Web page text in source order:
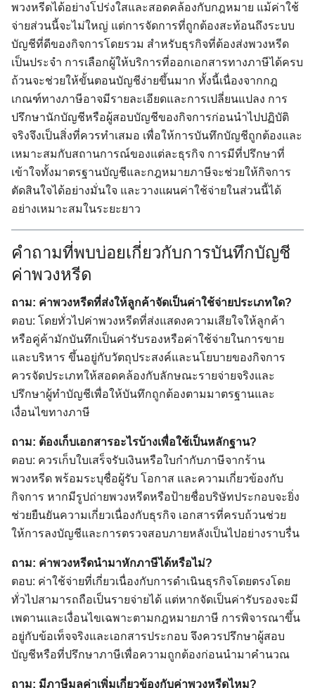
Search
for:
Search
พวงหรีดได้อย่างโปร่งใสและสอดคล้องกับกฎหมาย แม้ค่าใช้
จ่ายส่วนนี้จะไม่ใหญ่ แต่การจัดการที่ถูกต้องสะท้อนถึงระบบ
บัญชีที่ดีของกิจการโดยรวม สำหรับธุรกิจที่ต้องส่งพวงหรีด
เป็นประจำ การเลือกผู้ให้บริการที่ออกเอกสารทางภาษีได้ครบ
ถ้วนจะช่วยให้ขั้นตอนบัญชีง่ายขึ้นมาก ทั้งนี้เนื่องจากกฎ
เกณฑ์ทางภาษีอาจมีรายละเอียดและการเปลี่ยนแปลง การ
ปรึกษานักบัญชีหรือผู้สอบบัญชีของกิจการก่อนนำไปปฏิบัติ
จริงจึงเป็นสิ่งที่ควรทำเสมอ เพื่อให้การบันทึกบัญชีถูกต้องและ
เหมาะสมกับสถานการณ์ของแต่ละธุรกิจ การมีที่ปรึกษาที่
เข้าใจทั้งมาตรฐานบัญชีและกฎหมายภาษีจะช่วยให้กิจการ
ตัดสินใจได้อย่างมั่นใจ และวางแผนค่าใช้จ่ายในส่วนนี้ได้
อย่างเหมาะสมในระยะยาว
คำถามที่พบบ่อยเกี่ยวกับการบันทึกบัญชี
ค่าพวงหรีด
ถาม: ค่าพวงหรีดที่ส่งให้ลูกค้าจัดเป็นค่าใช้จ่ายประเภทใด?
ตอบ: โดยทั่วไปค่าพวงหรีดที่ส่งแสดงความเสียใจให้ลูกค้า
หรือคู่ค้ามักบันทึกเป็นค่ารับรองหรือค่าใช้จ่ายในการขาย
และบริหาร ขึ้นอยู่กับวัตถุประสงค์และนโยบายของกิจการ
ควรจัดประเภทให้สอดคล้องกับลักษณะรายจ่ายจริงและ
ปรึกษาผู้ทำบัญชีเพื่อให้บันทึกถูกต้องตามมาตรฐานและ
เงื่อนไขทางภาษี
ถาม: ต้องเก็บเอกสารอะไรบ้างเพื่อใช้เป็นหลักฐาน?
ตอบ: ควรเก็บใบเสร็จรับเงินหรือใบกำกับภาษีจากร้าน
พวงหรีด พร้อมระบุชื่อผู้รับ โอกาส และความเกี่ยวข้องกับ
กิจการ หากมีรูปถ่ายพวงหรีดหรือป้ายชื่อบริษัทประกอบจะยิ่ง
ช่วยยืนยันความเกี่ยวเนื่องกับธุรกิจ เอกสารที่ครบถ้วนช่วย
ให้การลงบัญชีและการตรวจสอบภายหลังเป็นไปอย่างราบรื่น
ถาม: ค่าพวงหรีดนำมาหักภาษีได้หรือไม่?
ตอบ: ค่าใช้จ่ายที่เกี่ยวเนื่องกับการดำเนินธุรกิจโดยตรงโดย
ทั่วไปสามารถถือเป็นรายจ่ายได้ แต่หากจัดเป็นค่ารับรองจะมี
เพดานและเงื่อนไขเฉพาะตามกฎหมายภาษี การพิจารณาขึ้น
อยู่กับข้อเท็จจริงและเอกสารประกอบ จึงควรปรึกษาผู้สอบ
บัญชีหรือที่ปรึกษาภาษีเพื่อความถูกต้องก่อนนำมาคำนวณ
ถาม: มีภาษีมูลค่าเพิ่มเกี่ยวข้องกับค่าพวงหรีดไหม?